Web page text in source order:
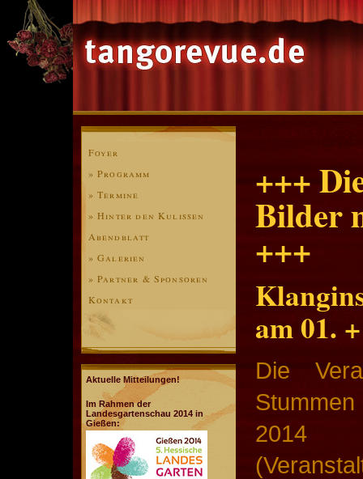
Foyer
» Programm
» Termine
» Hinter den Kulissen
Abendblatt
» Galerien
» Partner & Sponsoren
Kontakt
+++
Bilder
+++
am 01.
Die
2014
Aktuelle Mitteilungen!
Im Rahmen der
Landesgartenschau 2014 in
Gießen: